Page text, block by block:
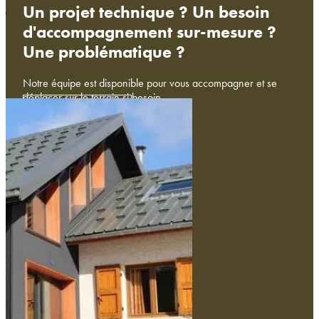
Un projet technique ? Un besoin
d'accompagnement sur-mesure ?
Une problématique ?
Notre équipe est disponible pour vous accompagner et se
déplacer sur le terrain si besoin.
Contactez-nous
Univers
Bâtiment
Monument